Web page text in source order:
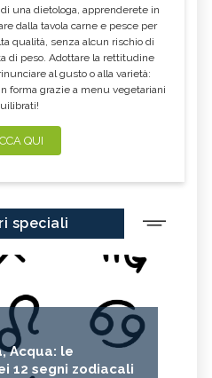
una dietologa, apprenderete in
dalla tavola carne e pesce per
qualità, senza alcun rischio di
di peso. Adottare la rettitudine
al gusto o alla varietà:
forma grazie a menu vegetariani
QUI
speciali
Acqua: le
12 segni zodiacali